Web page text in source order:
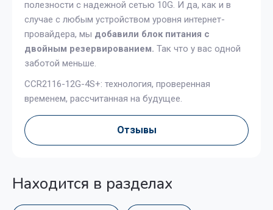
полезности с надежной сетью 10G. И да, как и в
случае с любым устройством уровня интернет-
провайдера, мы добавили блок питания с
двойным резервированием. Так что у вас одной
заботой меньше.
CCR2116-12G-4S+: технология, проверенная
временем, рассчитанная на будущее.
Отзывы
Находится в разделах